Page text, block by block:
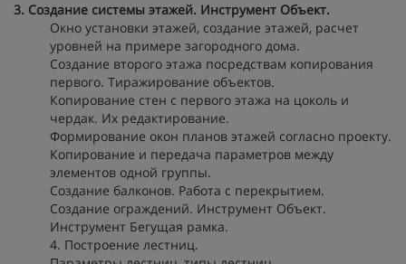
3. Создание системы этажей. Инструмент Объект.
Окно установки этажей, создание этажей, расчет
уровней на примере загородного дома.
Создание второго этажа посредствам копирования
первого. Тиражирование объектов.
Копирование стен с первого этажа на цоколь и
чердак. Их редактирование.
Формирование окон планов этажей согласно проекту.
Копирование и передача параметров между
элементов одной группы.
Создание балконов. Работа с перекрытием.
Создание ограждений. Инструмент Объект.
Инструмент Бегущая рамка.
4. Построение лестниц.